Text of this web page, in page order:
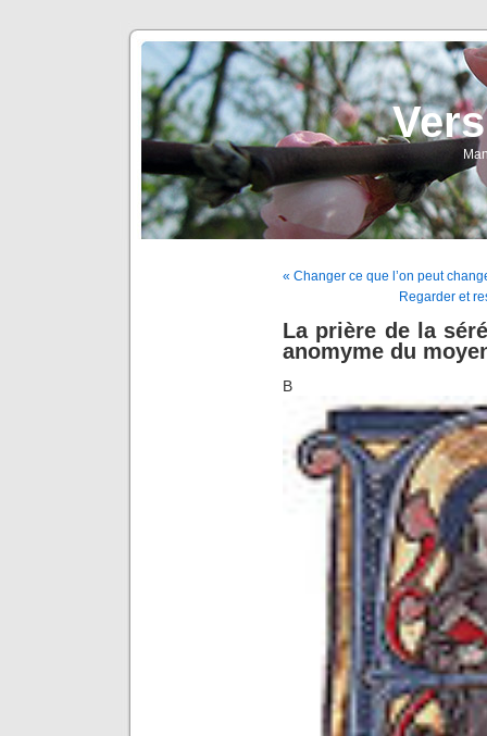
« Changer ce que l’on peut
Regarder et
La prière de la
anomyme du
B